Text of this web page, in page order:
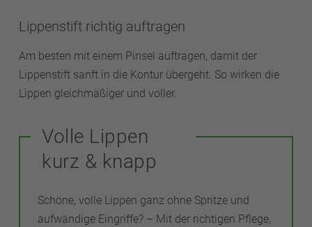
Lippenstift richtig auftragen
Am besten mit einem Pinsel auftragen, damit der
Lippenstift sanft in die Kontur übergeht. So wirken die
Lippen gleichmäßiger und voller.
Volle Lippen
kurz & knapp
Schöne, volle Lippen ganz ohne Spritze und
aufwändige Eingriffe? – Mit der richtigen Pflege,